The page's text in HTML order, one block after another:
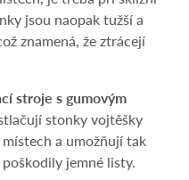
jsou naopak tužší a
znamená, že ztrácejí
stroje s gumovým
stonky vojtěšky
a umožňují tak
jemné listy.